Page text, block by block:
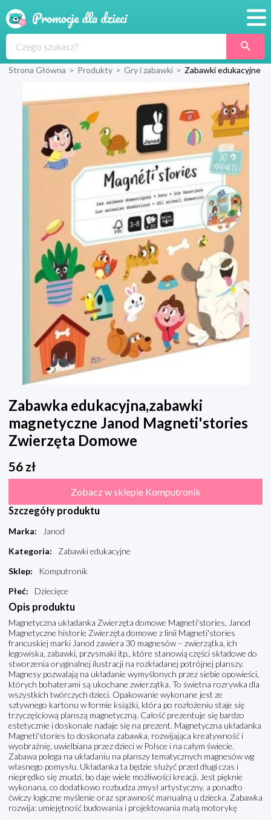
Produkty
Sklepy
Wyprawka
Strona Główna > Produkty > Gry i zabawki > Zabawki edukacyjne
Zabawka edukacyjna,zabawki
magnetyczne Janod Magneti'stories
Zwierzęta Domowe
56 zł
Zobacz w sklepie Komputronik
Szczegóły produktu
Marka:
Janod
Kategoria:
Zabawki edukacyjne
Sklep:
Komputronik
Płeć: Dziecięce
Opis produktu
Magnetyczna układanka Zwierzęta domowe Magneti'stories, Janod
Magnetyczne historie Zwierzęta domowe z linii Magneti'stories
francuskiej marki Janod zawiera 30 magnesów – zwierzątka, ich
legowiska, zabawki, przysmaki itp., które stanowią części składowe do
stworzenia oryginalnej ilustracji na rozkładanej potrójnej planszy.
Magnesy pozwalają na układanie wymyślonych przez siebie opowieści,
których bohaterami są ukochane zwierzątka. To świetna rozrywka dla
wszystkich twórczych dzieci. Opakowanie wykonane jest ze
sztywnego kartonu w formie książki, która po rozłożeniu staje się
trzyczęściową planszą magnetyczną. Całość prezentuje się bardzo
estetycznie i doskonale nadaje się na prezent. Magnetyczna układanka
Magneti'stories to doskonała zabawka, rozwijająca kreatywność i
wyobraźnię, uwielbiana przez dzieci w Polsce i na całym świecie.
Zabawa polega na układaniu na planszy tematycznych magnesów wg
własnego pomysłu. Układanka ta będzie służyć przed długi czas i
nieprędko się znudzi, bo daje wiele możliwości kreacji. Jest pięknie
wykonana, co dodatkowo rozbudza zmysł artystyczny, a ponadto
ćwiczy logiczne myślenie oraz sprawność manualną u dziecka. Zabawka
rozwija: umiejętność budowania i projektowania małą motorykę